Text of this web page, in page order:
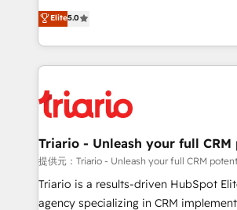
of experience and quality of skilled
them a trusted reputation within the
clients.” - Brian Garvey, VP, Solutions Partner
Program, HubSpot.
DIGITALISIM, nous avons l'intime
réussite des entreprises passe par
le marketing digital, et la relation
pourquoi, nos experts sont à la fois
référencement, votre stratégie digitale
et l'intégration d'HubSpot ! Les grandes phases d'un
projet HubSpot avec DIGITALISIM : 🧽 Nettoyage,
migration et intégration des bases de
Développement des interfaces avec
Elite5.0
Triario - Unleash your full CRM
提供元：Triario - Unleash your full CRM
Triario is a results-driven HubSpot
agency specializing in CRM